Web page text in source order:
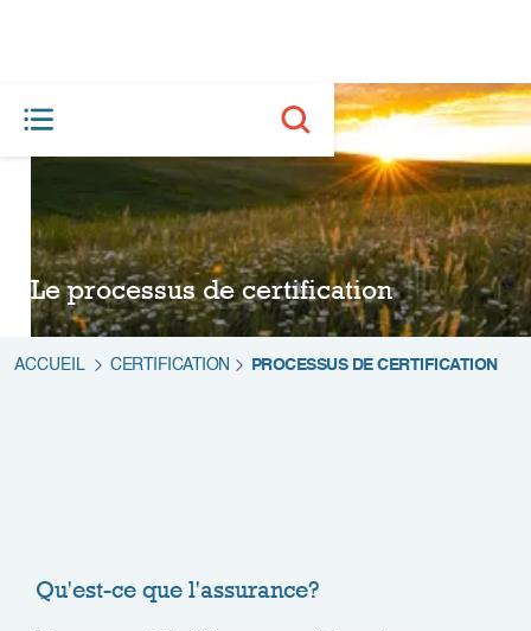
Le processus de certification
ACCUEIL CERTIFICATION PROCESSUS DE CERTIFICATION
Qu'est-ce que l'assurance?